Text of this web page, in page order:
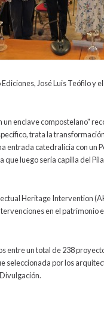
José Luis Teófilo y
enclave compostelano"
trata la
entrada catedralicia con un
luego sería capilla del
Heritage Intervention
en el patrimonio
entre un total de 238
seleccionada por los